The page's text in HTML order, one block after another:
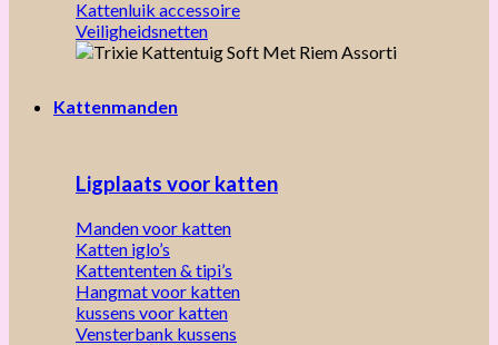
Kattenluik accessoire
Veiligheidsnetten
Kattenmanden
Ligplaats voor katten
Manden voor katten
Katten iglo’s
Kattententen & tipi’s
Hangmat voor katten
kussens voor katten
Vensterbank kussens